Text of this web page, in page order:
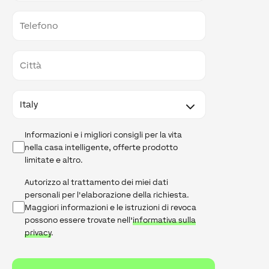
Newsletter
Informazioni e i migliori consigli per la vita
nella casa intelligente, offerte prodotto
limitate e altro.
Informativa
sulla
privacy
Autorizzo al trattamento dei miei dati
personali per l'elaborazione della richiesta.
Maggiori informazioni e le istruzioni di revoca
possono essere trovate nell’informativa sulla
privacy.